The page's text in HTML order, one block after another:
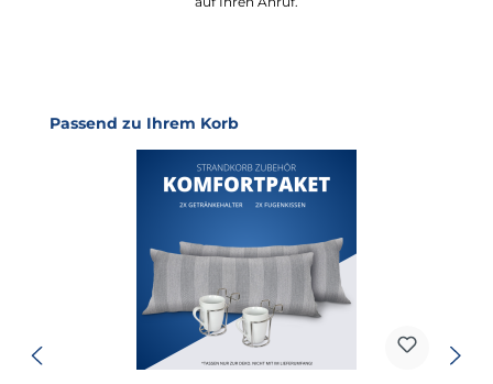
Produktgalerie überspringen
Passend zu Ihrem Korb